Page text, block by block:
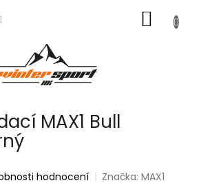
KOŠÍK
MAX1 Bull
hodnocení Značka:MAX1